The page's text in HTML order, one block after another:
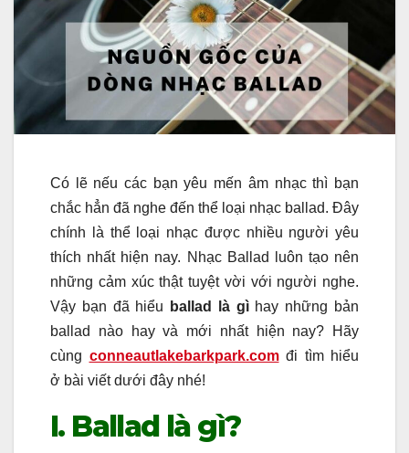
Có lẽ nếu các bạn yêu mến âm nhạc thì bạn
chắc hẳn đã nghe đến thể loại nhạc ballad. Đây
chính là thể loại nhạc được nhiều người yêu
thích nhất hiện nay. Nhạc Ballad luôn tạo nên
những cảm xúc thật tuyệt vời với người nghe.
Vậy bạn đã hiểu
ballad là gì hay những bản
ballad nào hay và mới nhất hiện nay? Hãy
cùng conneautlakebarkpark.comđi tìm hiểu
ở bài viết dưới đây nhé!
I. Ballad là gì?